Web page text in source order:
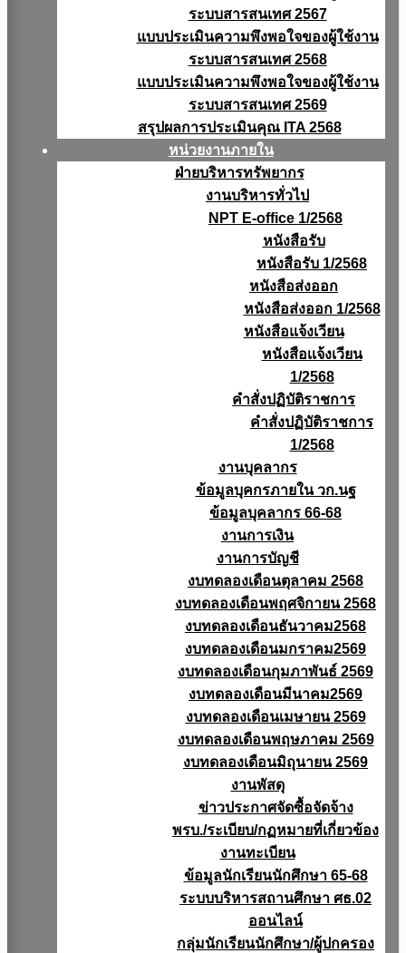
ระบบสารสนเทศ 2567
แบบประเมินความพึงพอใจของผู้ใช้งาน
ระบบสารสนเทศ 2568
แบบประเมินความพึงพอใจของผู้ใช้งาน
ระบบสารสนเทศ 2569
สรุปผลการประเมินคุณ ITA 2568
หน่วยงานภายใน
ฝ่ายบริหารทรัพยากร
งานบริหารทั่วไป
NPT E-office 1/2568
หนังสือรับ
หนังสือรับ 1/2568
หนังสือส่งออก
หนังสือส่งออก 1/2568
หนังสือแจ้งเวียน
หนังสือเเจ้งเวียน
1/2568
คำสั่งปฏิบัติราชการ
คำสั่งปฏิบัติราชการ
1/2568
งานบุคลากร
ข้อมูลบุคกรภายใน วก.นฐ
ข้อมูลบุคลากร 66-68
งานการเงิน
งานการบัญชี
งบทดลองเดือนตุลาคม 2568
งบทดลองเดือนพฤศจิกายน 2568
งบทดลองเดือนธันวาคม2568
งบทดลองเดือนมกราคม2569
งบทดลองเดือนกุมภาพันธ์ 2569
งบทดลองเดือนมีนาคม2569
งบทดลองเดือนเมษายน 2569
งบทดลองเดือนพฤษภาคม 2569
งบทดลองเดือนมิถุนายน 2569
งานพัสดุ
ข่าวประกาศจัดซื้อจัดจ้าง
พรบ./ระเบียบ/กฏหมายที่เกี่ยวข้อง
งานทะเบียน
ข้อมูลนักเรียนนักศึกษา 65-68
ระบบบริหารสถานศึกษา ศธ.02
ออนไลน์
กลุ่มนักเรียนนักศึกษา/ผู้ปกครอง